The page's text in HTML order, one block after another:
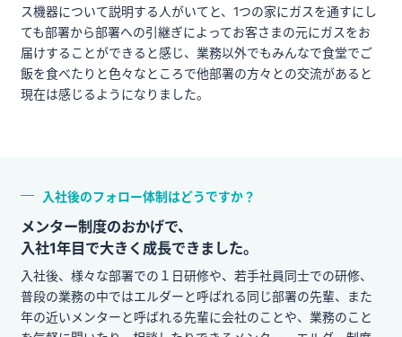
ス機器について説明する人がいてと、1つの家にガスを通すにし
ても部署から部署への引継ぎによってお客さまの元にガスをお
届けすることができると感じ、業務以外でもみんなで食堂でご
飯を食べたりと色々なところで他部署の方々との交流があると
現在は感じるようになりました。
入社後のフォロー体制はどうですか？
メンター制度のおかげで、
入社1年目で大きく成長できました。
入社後、様々な部署での１日研修や、若手社員同士での研修、
普段の業務の中ではエルダーと呼ばれる同じ部署の先輩、また
年の近いメンターと呼ばれる先輩に会社のことや、業務のこと